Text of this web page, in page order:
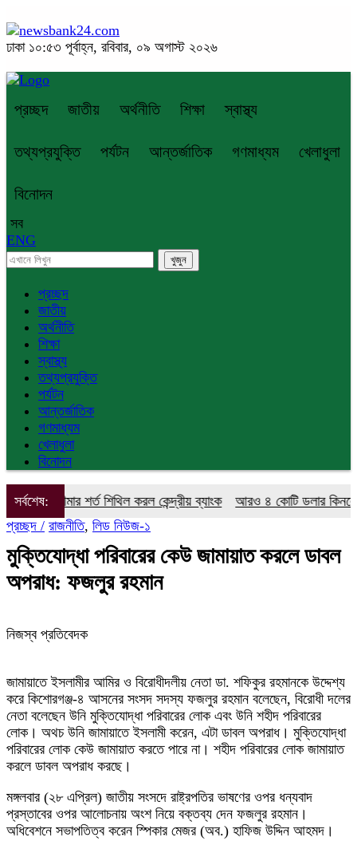
ঢাকা ১০:৫৩ পূর্বাহ্ন, রবিবার, ০৯ অগাস্ট ২০২৬
প্রচ্ছদ জাতীয় অর্থনীতি শিক্ষা স্বাস্থ্য
তথ্যপ্রযুক্তি পর্যটন আন্তর্জাতিক গণমাধ্যম খেলাধুলা
বিনোদন
সব
ENG
প্রচ্ছদ
জাতীয়
অর্থনীতি
শিক্ষা
স্বাস্থ্য
তথ্যপ্রযুক্তি
পর্যটন
আন্তর্জাতিক
গণমাধ্যম
খেলাধুলা
বিনোদন
সর্বশেষ:শর্ত শিথিল করল কেন্দ্রীয় ব্যাংক
আরও ৪ কোটি ডলার কিনলো
প্রচ্ছদ / রাজনীতি, লিড নিউজ-১
মুক্তিযোদ্ধা পরিবারের কেউ জামায়াত করলে ডাবল
অপরাধ: ফজলুর রহমান
নিজস্ব প্রতিবেদক
জামায়াতে ইসলামীর আমির ও বিরোধীদলীয় নেতা ডা. শফিকুর রহমানকে উদ্দেশ্য
করে কিশোরগঞ্জ-৪ আসনের সংসদ সদস্য ফজলুর রহমান বলেছেন, বিরোধী দলের
নেতা বলেছেন উনি মুক্তিযোদ্ধা পরিবারের লোক এবং উনি শহীদ পরিবারের
লোক। অথচ উনি জামায়াতে ইসলামী করেন, এটা ডাবল অপরাধ। মুক্তিযোদ্ধা
পরিবারের লোক কেউ জামায়াত করতে পারে না। শহীদ পরিবারের লোক জামায়াত
করলে ডাবল অপরাধ করছে।
মঙ্গলবার (২৮ এপ্রিল) জাতীয় সংসদে রাষ্ট্রপতির ভাষণের ওপর ধন্যবাদ
প্রস্তাবের ওপর আলোচনায় অংশ নিয়ে বক্তব্য দেন ফজলুর রহমান।
অধিবেশনে সভাপতিত্ব করেন স্পিকার মেজর (অব.) হাফিজ উদ্দিন আহমদ।